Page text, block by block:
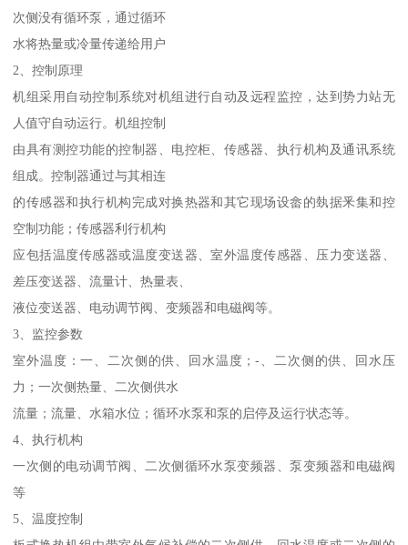
次侧没有循环泵，通过循环
水将热量或冷量传递给用户
2、控制原理
机组采用自动控制系统对机组进行自动及远程监控，达到势力站无
人值守自动运行。机组控制
由具有测控功能的控制器、电控柜、传感器、执行机构及通讯系统
组成。控制器通过与其相连
的传感器和执行机构完成对换热器和其它现场设畲的埶据釆集和控
空制功能；传感器利行机构
应包括温度传感器或温度变送器、室外温度传感器、压力变送器、
差压变送器、流量计、热量表、
液位变送器、电动调节阀、变频器和电磁阀等。
3、监控参数
室外温度：一、二次侧的供、回水温度；-、二次侧的供、回水压
力；一次侧热量、二次侧供水
流量；流量、水箱水位；循环水泵和泵的启停及运行状态等。
4、执行机构
一次侧的电动调节阀、二次侧循环水泵变频器、泵变频器和电磁阀
等
5、温度控制